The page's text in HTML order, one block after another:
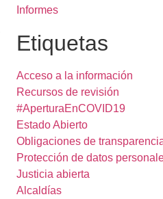
Informes
Etiquetas
Acceso a la información
Recursos de revisión
#AperturaEnCOVID19
Estado Abierto
Obligaciones de
Protección de datos
Justicia abierta
Alcaldías